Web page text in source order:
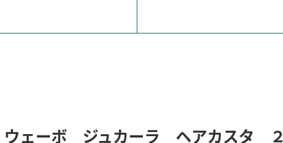
ウェーボ ジュカーラ ヘアカスタ ２